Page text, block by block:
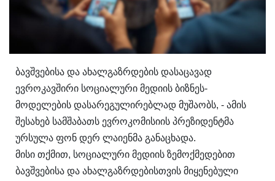
ბავშვებისა და ახალგაზრდების დასაცავად
ევროკავშირი სოციალური მედიის ბიზნეს-
მოდელების დასარეგულირებლად მუშაობს, - ამის
შესახებ სამშაბათს ევროკომისიის პრეზიდენტმა
ურსულა ფონ დერ ლაიენმა განაცხადა.
მისი თქმით, სოციალური მედიის ზემოქმედებით
ბავშვებისა და ახალგაზრდებისთვის მიყენებული